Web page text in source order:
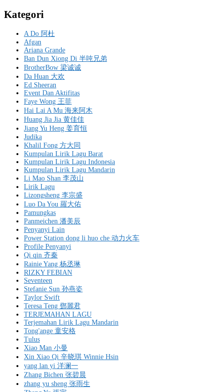
Kategori
A Do 阿杜
Afgan
Ariana Grande
Ban Dun Xiong Di 半吨兄弟
BrotherBow 梁诚诚
Da Huan 大欢
Ed Sheeran
Event Dan Aktifitas
Faye Wong 王菲
Hai Lai A Mu 海来阿木
Huang Jia Jia 黄佳佳
Jiang Yu Heng 姜育恒
Judika
Khalil Fong 方大同
Kumpulan Lirik Lagu Barat
Kumpulan Lirik Lagu Indonesia
Kumpulan Lirik Lagu Mandarin
Li Mao Shan 李茂山
Lirik Lagu
Lizongsheng 李宗盛
Luo Da You 羅大佑
Pamungkas
Panmeichen 潘美辰
Penyanyi Lain
Power Station dong li huo che 动力火车
Profile Penyanyi
Qi qin 齐秦
Rainie Yang 杨丞琳
RIZKY FEBIAN
Seventeen
Stefanie Sun 孙燕姿
Taylor Swift
Teresa Teng 鄧麗君
TERJEMAHAN LAGU
Terjemahan Lirik Lagu Mandarin
Tong'ange 童安格
Tulus
Xiao Man 小曼
Xin Xiao Qi 辛晓琪 Winnie Hsin
yang lan yi 洋澜一
Zhang Bichen 张碧晨
zhang yu sheng 张雨生